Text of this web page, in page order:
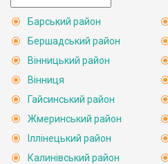
Барський район
Бершадський район
Вінницький район
Вінниця
Гайсинський район
Жмеринський район
Іллінецький район
Калинівський район